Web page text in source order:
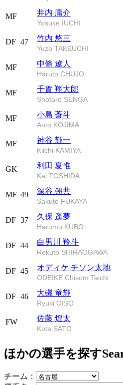
MF 井内 庸介
Yosuke IUCHI
DF 47 竹内 悠三
Yuzo TAKEUCHI
MF 中條 遼人
Haruto CHUJO
MF 千賀 翔大郎
Shotaro SENGA
MF 小島 蒼斗
Aoto KOJIMA
MF 神谷 輝一
Kiichi KAMIYA
GK 利田 夏惟
Kai TOSHIDA
MF 49 深谷 朔共
Sakuto FUKAYA
DF 37 久保 遥夢
Harumu KUBO
DF 44 白男川 羚斗
Rekuto SHIRAOGAWA
DF 45 オディケ チソン太地
ODEIKE Chisom Taichi
DF 46 大磯 竜輝
Ryuki OISO
FW 佐藤 煌太
Kota SATO
ほかの選手を探す
チーム：